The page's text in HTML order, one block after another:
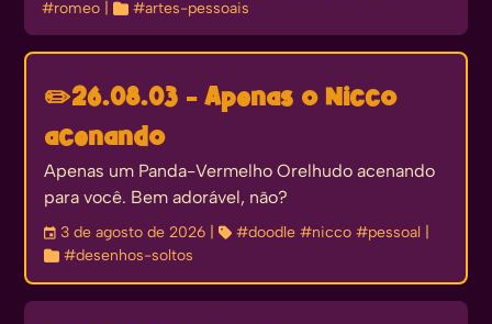
#romeo | #artes-pessoais
✏️26.08.03 - Apenas o Nicco
acenando
Apenas um Panda-Vermelho Orelhudo acenando
para você. Bem adorável, não?
󰃭 3 de agosto de 2026 | #doodle #nicco #pessoal
#desenhos-soltos